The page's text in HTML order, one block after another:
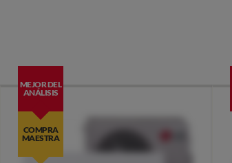
MEJOR DEL
ANÁLISIS
COMPRA
MAESTRA